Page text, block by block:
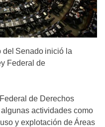
del Senado inició la
Federal de
de Derechos
actividades como
y explotación de Áreas